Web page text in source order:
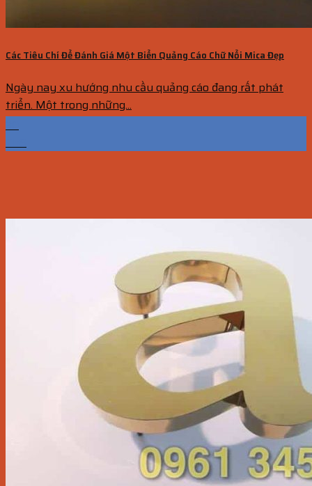
Các Tiêu Chí Để Đánh Giá Một Biển Quảng Cáo Chữ Nổi Mica Đẹp
Ngày nay xu hướng nhu cầu quảng cáo đang rất phát
triển. Một trong những...
30
Th9